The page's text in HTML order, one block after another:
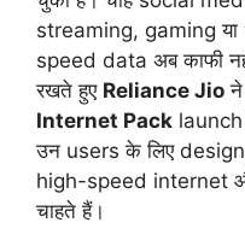
streaming, gaming
speed data अब काफी
रखते हुए Reliance Jio ने
Internet Pack launch
उन users के लिए
high-speed internet
चाहते हैं।